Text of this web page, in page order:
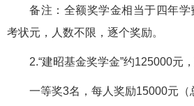
备注：全额奖学金相当于四年
考状元，人数不限，逐个奖励。
2.“建昭基金奖学金”约125000元
一等奖3名，每人奖励15000元（